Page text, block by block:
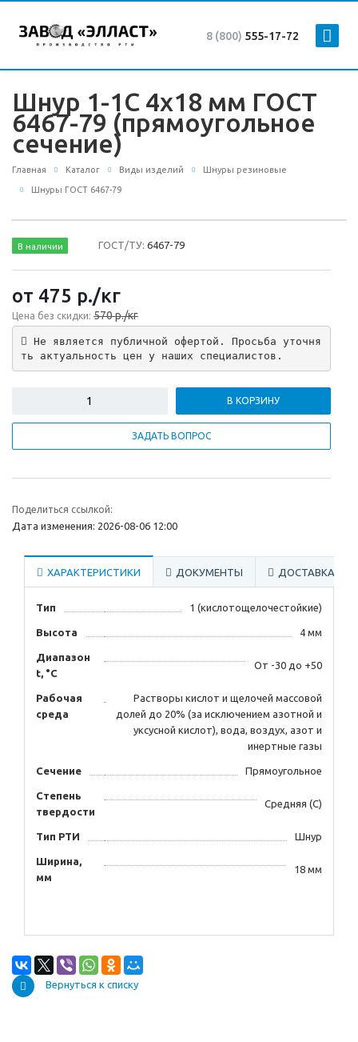
8 (800) 555-17-72
Шнур 1-1С 4х18 мм ГОСТ
6467-79 (прямоугольное
сечение)
Главная Каталог Виды изделий Шнуры резиновые
Шнуры ГОСТ 6467-79
В наличии ГОСТ/ТУ:6467-79
от 475 р./кг
Цена без скидки: 570 р./кг
Не является публичной офертой. Просьба уточня
ть актуальность цен у наших специалистов.
В КОРЗИНУ
ЗАДАТЬ ВОПРОС
Поделиться ссылкой:
Дата изменения: 2026-08-06 12:00
ХАРАКТЕРИСТИКИ ДОКУМЕНТЫ ДОСТАВКА
Тип 1 (кислотощелочестойкие)
Высота 4 мм
Диапазон
t, °С
От -30 до +50
Рабочая
среда
Растворы кислот и щелочей массовой
долей до 20% (за исключением азотной и
уксусной кислот), вода, воздух, азот и
инертные газы
Сечение Прямоугольное
Степень
твердости
Средняя (С)
Тип РТИ Шнур
Ширина,
мм
18 мм
Вернуться к списку